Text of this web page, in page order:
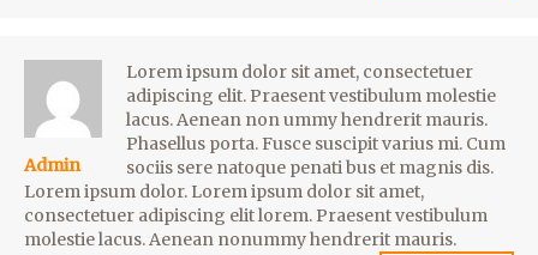
Admin
Lorem ipsum dolor sit amet, consectetuer
adipiscing elit. Praesent vestibulum molestie
lacus. Aenean non ummy hendrerit mauris.
Phasellus porta. Fusce suscipit varius mi. Cum
sociis sere natoque penati bus et magnis dis.
Lorem ipsum dolor. Lorem ipsum dolor sit amet,
consectetuer adipiscing elit lorem. Praesent vestibulum
molestie lacus. Aenean nonummy hendrerit mauris.